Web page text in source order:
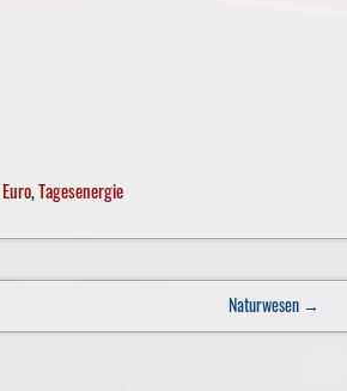
Euro,Tagesenergie
Naturwesen →